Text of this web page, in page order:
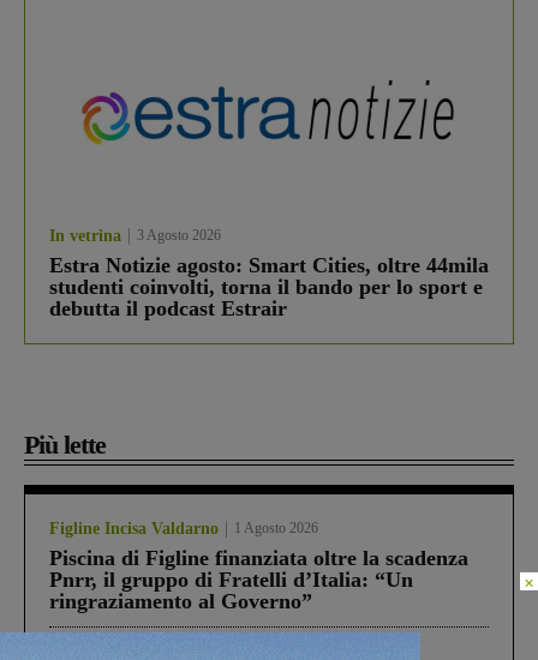
In vetrina 3 Agosto 2026
Estra Notizie agosto: Smart Cities, oltre 44mila
studenti coinvolti, torna il bando per lo sport e
debutta il podcast Estrair
Più lette
Figline Incisa Valdarno 1 Agosto 2026
Piscina di Figline finanziata oltre la scadenza
Pnrr, il gruppo di Fratelli d’Italia: “Un
ringraziamento al Governo”
×